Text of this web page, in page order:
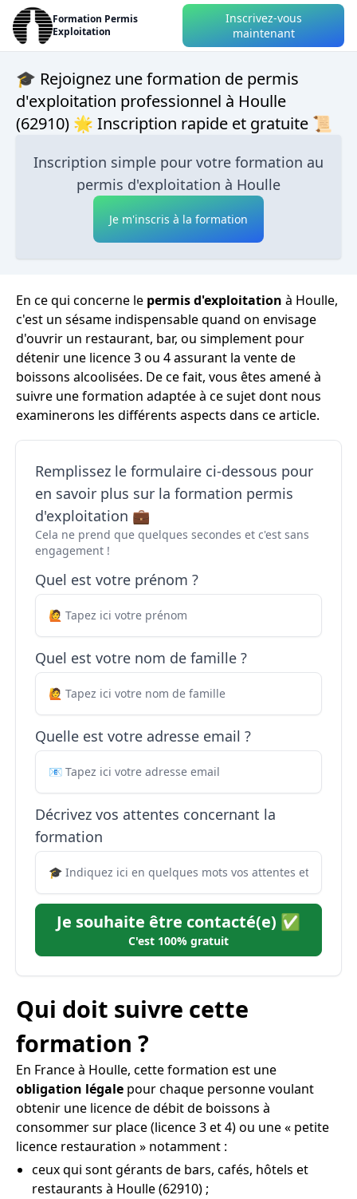
Formation Permis
Exploitation
Inscrivez-vous
maintenant
🎓 Rejoignez une formation de permis
d'exploitation professionnel à Houlle
(62910) 🌟 Inscription rapide et gratuite 📜
Inscription simple pour votre formation au
permis d'exploitation à Houlle
Je m'inscris à la formation
En ce qui concerne le permis d'exploitation à Houlle,
c'est un sésame indispensable quand on envisage
d'ouvrir un restaurant, bar, ou simplement pour
détenir une licence 3 ou 4 assurant la vente de
boissons alcoolisées. De ce fait, vous êtes amené à
suivre une formation adaptée à ce sujet dont nous
examinerons les différents aspects dans ce article.
Remplissez le formulaire ci-dessous pour
en savoir plus sur la formation permis
d'exploitation 💼
Cela ne prend que quelques secondes et c'est sans
engagement !
Quel est votre prénom ?
Quel est votre nom de famille ?
Quelle est votre adresse email ?
Décrivez vos attentes concernant la
formation
Je souhaite être contacté(e) ✅
C'est 100% gratuit
Qui doit suivre cette
formation ?
En France à Houlle, cette formation est une
obligation légale pour chaque personne voulant
obtenir une licence de débit de boissons à
consommer sur place (licence 3 et 4) ou une « petite
licence restauration » notamment :
ceux qui sont gérants de bars, cafés, hôtels et
restaurants à Houlle (62910) ;